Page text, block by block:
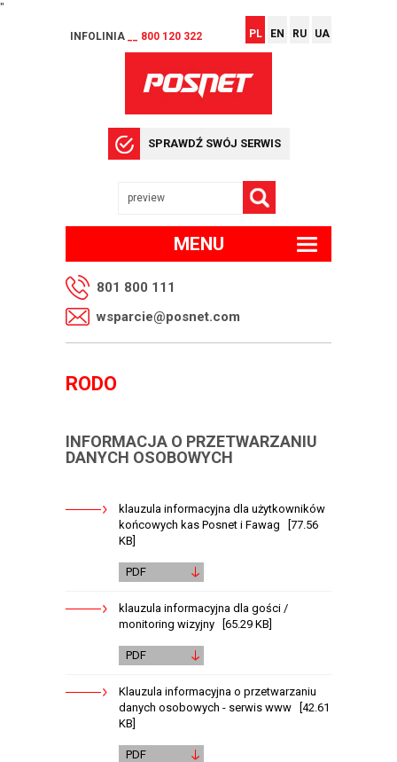
"
INFOLINIA __ 800 120 322 PL EN RU UA
SPRAWDŹ SWÓJ SERWIS
MENU
801 800 111
wsparcie@posnet.com
RODO
INFORMACJA O PRZETWARZANIU
DANYCH OSOBOWYCH
klauzula informacyjna dla użytkowników
końcowych kas Posnet i Fawag [77.56
KB]
PDF
klauzula informacyjna dla gości /
monitoring wizyjny [65.29 KB]
PDF
Klauzula informacyjna o przetwarzaniu
danych osobowych - serwis www [42.61
KB]
PDF